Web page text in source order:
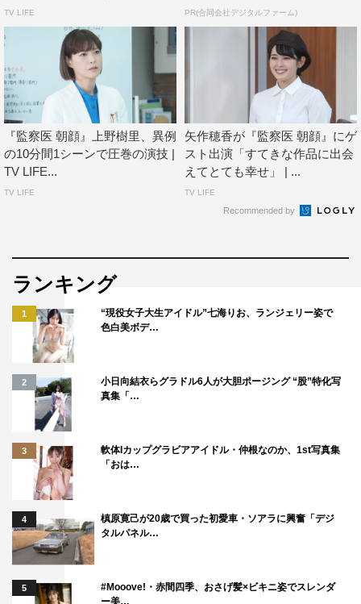
TV LIFE PR(合同会社デジタルファーム)
『監察医 朝顔』上野樹里、異例
の10分間1シーンで圧巻の演技 |
TV LIFE...
TV LIFE
矢作穂香が『監察医 朝顔』にゲ
スト出演「すてきな作品に出会
えてとても幸せ」 | ...
TV LIFE
Recommended by
ランキング
1
“現役女子大生アイドル”七海りお、ランジェリー姿で
色白美ボデ…
2
小日向結衣らグラドル6人が大胆ポージング “股”特化写
真集「…
3
軟体Iカップグラビアアイドル・仲根なのか、1st写真集
「おは…
4
槙原寛己が20歳で買った初愛車・ソアラに興奮「デジ
タルパネル…
5
#Mooove!・赤間四季、おさげ髪×ビキニ姿でスレンダ
ー美…